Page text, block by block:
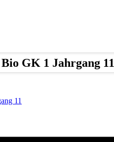
GK 1 Jahrgang 11
11